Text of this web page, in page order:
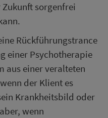
sorgenfrei
Rückführungstrance
einer Psychotherapie
aus einer veralteten
der Klient es
Krankheitsbild oder
wenn